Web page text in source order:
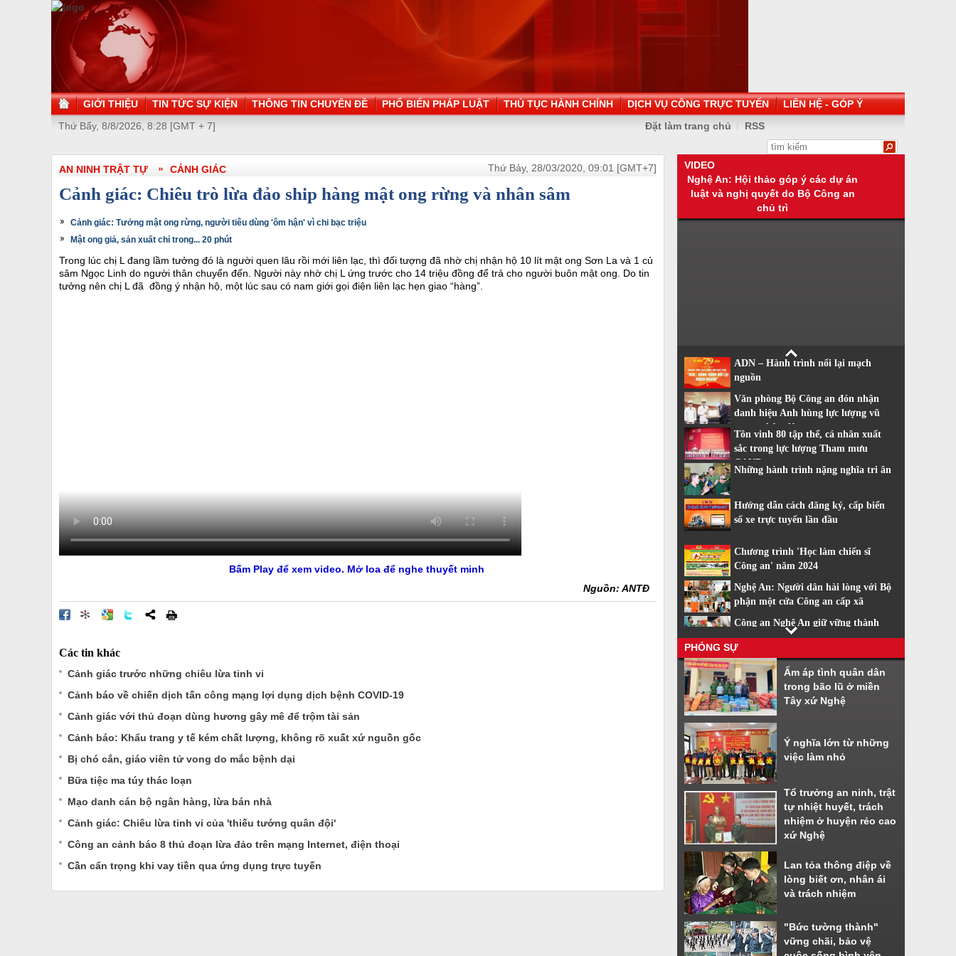
GIỚI THIỆU TIN TỨC SỰ KIỆN THÔNG TIN CHUYÊN ĐỀ PHỔ BIẾN PHÁP LUẬT THỦ TỤC HÀNH CHÍNH DỊCH VỤ CÔNG TRỰC TUYẾN
LIÊN HỆ - GÓP Ý
Thứ Bẩy, 8/8/2026, 8:28 [GMT + 7]
Đặt làm trang chủ RSS
AN NINH TRẬT TỰ CẢNH GIÁC Thứ Bảy, 28/03/2020, 09:01 [GMT+7]
Cảnh giác: Chiêu trò lừa đảo ship hàng mật ong rừng và nhân sâm
Cảnh giác: Tưởng mật ong rừng, người tiêu dùng 'ôm hận' vì chi bạc triệu
Mật ong giả, sản xuất chỉ trong... 20 phút
Trong lúc chị L đang lầm tưởng đó là người quen lâu rồi mới liên lạc, thì đối tượng đã nhờ chị nhận hộ 10 lít mật ong Sơn La và 1 củ
sâm Ngọc Linh do người thân chuyển đến. Người này nhờ chị L ứng trước cho 14 triệu đồng để trả cho người buôn mật ong. Do tin
tưởng nên chị L đã đồng ý nhận hộ, một lúc sau có nam giới gọi điện liên lạc hẹn giao “hàng”.
Bấm Play để xem video. Mở loa để nghe thuyết minh
Nguồn: ANTĐ
Các tin khác
Cảnh giác trước những chiêu lừa tinh vi
Cảnh báo về chiến dịch tấn công mạng lợi dụng dịch bệnh COVID-19
Cảnh giác với thủ đoạn dùng hương gây mê để trộm tài sản
Cảnh báo: Khẩu trang y tế kém chất lượng, không rõ xuất xứ nguồn gốc
Bị chó cắn, giáo viên tử vong do mắc bệnh dại
Bữa tiệc ma túy thác loạn
Mạo danh cán bộ ngân hàng, lừa bán nhà
Cảnh giác: Chiêu lừa tinh vi của 'thiếu tướng quân đội'
Công an cảnh báo 8 thủ đoạn lừa đảo trên mạng Internet, điện thoại
Cần cẩn trọng khi vay tiền qua ứng dụng trực tuyến
VIDEO
Nghệ An: Hội thảo góp ý các dự án
luật và nghị quyết do Bộ Công an
chủ trì
ADN – Hành trình nối lại mạch
nguồn
Văn phòng Bộ Công an đón nhận
danh hiệu Anh hùng lực lượng vũ
trang nhân dân
Tôn vinh 80 tập thể, cá nhân xuất
sắc trong lực lượng Tham mưu
CAND
Những hành trình nặng nghĩa tri ân
Hướng dẫn cách đăng ký, cấp biển
số xe trực tuyến lần đầu
Chương trình 'Học làm chiến sĩ
Công an' năm 2024
Nghệ An: Người dân hài lòng với Bộ
phận một cửa Công an cấp xã
Công an Nghệ An giữ vững thành
tích dẫn đầu về cải cách hành chính
Nhiều tiện ích khi sử dụng phần
mềm VNeiD
Cách đăng ký tài khoản định danh
điện tử
PHÓNG SỰ
Ấm áp tình quân dân
trong bão lũ ở miền
Tây xứ Nghệ
Ý nghĩa lớn từ những
việc làm nhỏ
Tổ trưởng an ninh, trật
tự nhiệt huyết, trách
nhiệm ở huyện rẻo cao
xứ Nghệ
Lan tỏa thông điệp về
lòng biết ơn, nhân ái
và trách nhiệm
"Bức tường thành"
vững chãi, bảo vệ